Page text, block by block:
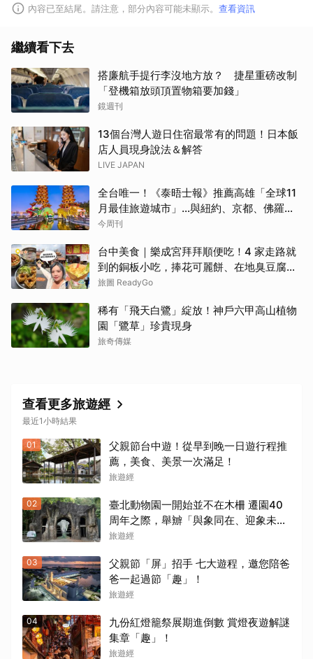
內容已至結尾。請注意，部分內容可能未顯示。 查看資訊
繼續看下去
搭廉航手提行李沒地方放？ 捷星重磅改制
「登機箱放頭頂置物箱要加錢」
鏡週刊
13個台灣人遊日住宿最常有的問題！日本飯
店人員現身說法＆解答
LIVE JAPAN
全台唯一！《泰晤士報》推薦高雄「全球11
月最佳旅遊城市」…與紐約、京都、佛羅倫
斯共同入榜，理由曝光
今周刊
台中美食｜樂成宮拜拜順便吃！4 家走路就
到的銅板小吃，捧花可麗餅、在地臭豆腐、
烤甜甜圈一次收
旅圖 ReadyGo
稀有「飛天白鷺」綻放！神戶六甲高山植物
園「鷺草」珍貴現身
旅奇傳媒
查看更多旅遊經
最近1小時結果
01
父親節台中遊！從早到晚一日遊行程推
薦，美食、美景一次滿足！
旅遊經
02
臺北動物園一開始並不在木柵 遷園40
周年之際，舉辧「與象同在、迎象未
來」特展！
旅遊經
03
父親節「屏」招手 七大遊程，邀您陪爸
爸一起過節「趣」！
旅遊經
04
九份紅燈籠祭展期進倒數 賞燈夜遊解謎
集章「趣」！
旅遊經